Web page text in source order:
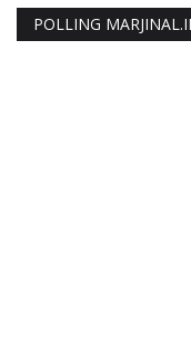
POLLING